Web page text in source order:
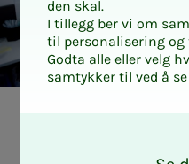
den skal.
I tillegg ber vi om
til personalisering
Godta alle eller velg
samtykker til ved å